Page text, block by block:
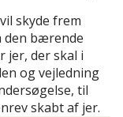
skyde frem
den bærende
der skal i
og vejledning
til
skabt af jer.